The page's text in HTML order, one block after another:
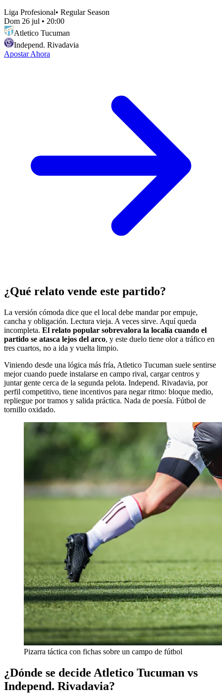
Liga Profesional• Regular Season
Dom 26 jul • 20:00
Atletico Tucuman
Independ. Rivadavia
Apostar Ahora
¿Qué relato vende este partido?
La versión cómoda dice que el local debe mandar por empuje,
cancha y obligación. Lectura vieja. A veces sirve. Aquí queda
incompleta. El relato popular sobrevalora la localía cuando el
partido se atasca lejos del arco, y este duelo tiene olor a tráfico en
tres cuartos, no a ida y vuelta limpio.
Viniendo desde una lógica más fría, Atletico Tucuman suele sentirse
mejor cuando puede instalarse en campo rival, cargar centros y
juntar gente cerca de la segunda pelota. Independ. Rivadavia, por
perfil competitivo, tiene incentivos para negar ritmo: bloque medio,
repliegue por tramos y salida práctica. Nada de poesía. Fútbol de
tornillo oxidado.
Pizarra táctica con fichas sobre un campo de fútbol
¿Dónde se decide Atletico Tucuman vs
Independ. Rivadavia?